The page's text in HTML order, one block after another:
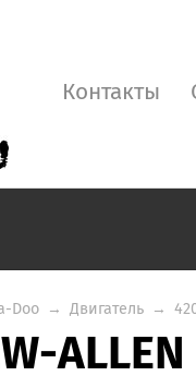
Контакты
Doo → Двигатель →